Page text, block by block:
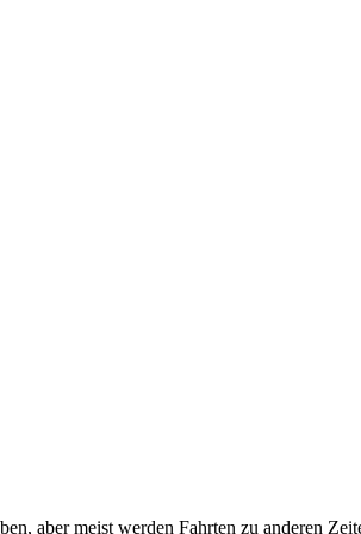
aber meist werden Fahrten zu anderen